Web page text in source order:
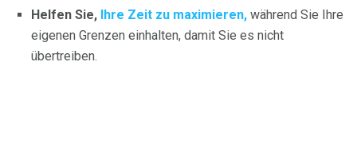
Helfen Sie, Ihre Zeit zu maximieren, während Sie Ihre
eigenen Grenzen einhalten, damit Sie es nicht
übertreiben.